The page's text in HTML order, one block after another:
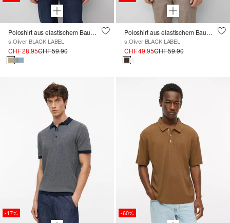
Poloshirt aus elastischem Baumwollmix-Piqué
s.Oliver BLACK LABEL
CHF 28.95CHF 59.90
Poloshirt aus elastischem Baumwollmix-Piqué
s.Oliver BLACK LABEL
CHF 49.95CHF 59.90
-17% -60%